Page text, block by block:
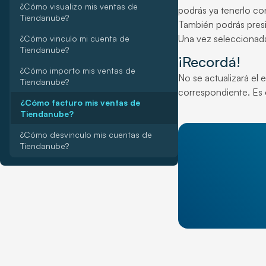
¿Cómo visualizo mis ventas de
Tiendanube?
¿Cómo vinculo mi cuenta de
Tiendanube?
¿Cómo importo mis ventas de
Tiendanube?
¿Cómo facturo mis ventas de
Tiendanube?
¿Cómo desvinculo mis cuentas de
Tiendanube?
podrás ya tenerlo
También podrás
Una vez
¡Recordá!
No se actualizará el
correspondiente.